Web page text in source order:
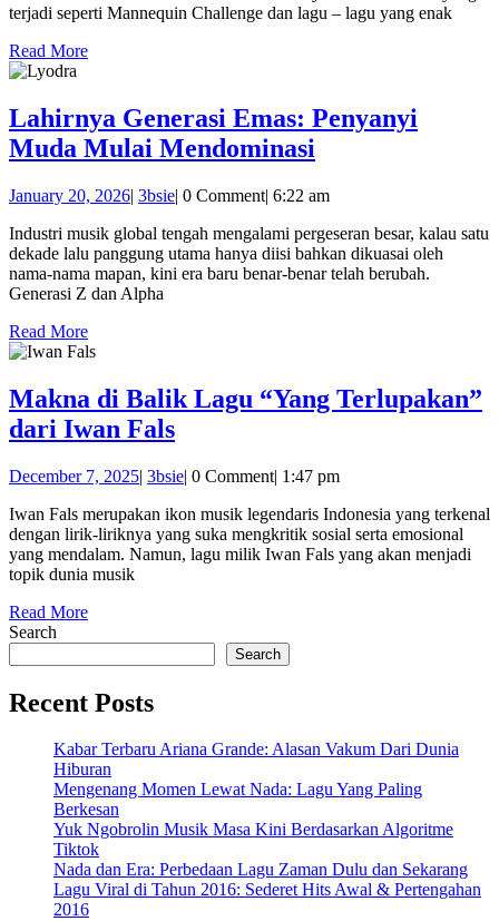
Memberikan
terjadi seperti Mannequin Challenge dan lagu – lagu yang enak
Read MoreRead
Lahirnya Generasi Emas: Penyanyi
Muda Mulai Mendominasi
Emas:
Penyanyi
Muda
January 20, 2026January
2026
| 3bsie3bsie
| 0 Comment| 6:22 am
Industri musik global tengah mengalami pergeseran besar, kalau satu
dekade lalu panggung utama hanya diisi bahkan dikuasai oleh
nama-nama mapan, kini era baru benar-benar telah berubah.
Generasi Z dan Alpha
Read MoreRead
More
Makna di Balik Lagu “Yang Terlupakan”
dari Iwan FalsMakna
Balik
Lagu
“Yang
Iwan
Fals
December 7, 2025December
2025
| 3bsie3bsie
| 0 Comment| 1:47 pm
Iwan Fals merupakan ikon musik legendaris Indonesia yang terkenal
dengan lirik-liriknya yang suka mengkritik sosial serta emosional
yang mendalam. Namun, lagu milik Iwan Fals yang akan menjadi
topik dunia musik
Read MoreRead
Search
Search
Recent Posts
Kabar Terbaru Ariana Grande: Alasan Vakum Dari Dunia
Hiburan
Mengenang Momen Lewat Nada: Lagu Yang Paling
Berkesan
Yuk Ngobrolin Musik Masa Kini Berdasarkan Algoritme
Tiktok
Nada dan Era: Perbedaan Lagu Zaman Dulu dan Sekarang
Lagu Viral di Tahun 2016: Sederet Hits Awal & Pertengahan
2016